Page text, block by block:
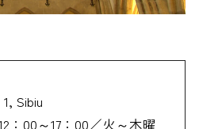
Sibiu
：00～17：00／火～木曜